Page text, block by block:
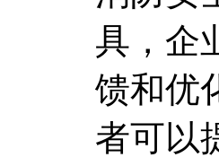
具，企
馈和优
者可以